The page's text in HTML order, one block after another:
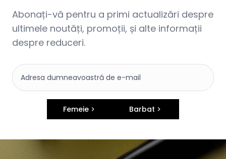
Abonați-vă pentru a primi actualizări despre
ultimele noutăți, promoții, și alte informații
despre reduceri.
Femeie Barbat